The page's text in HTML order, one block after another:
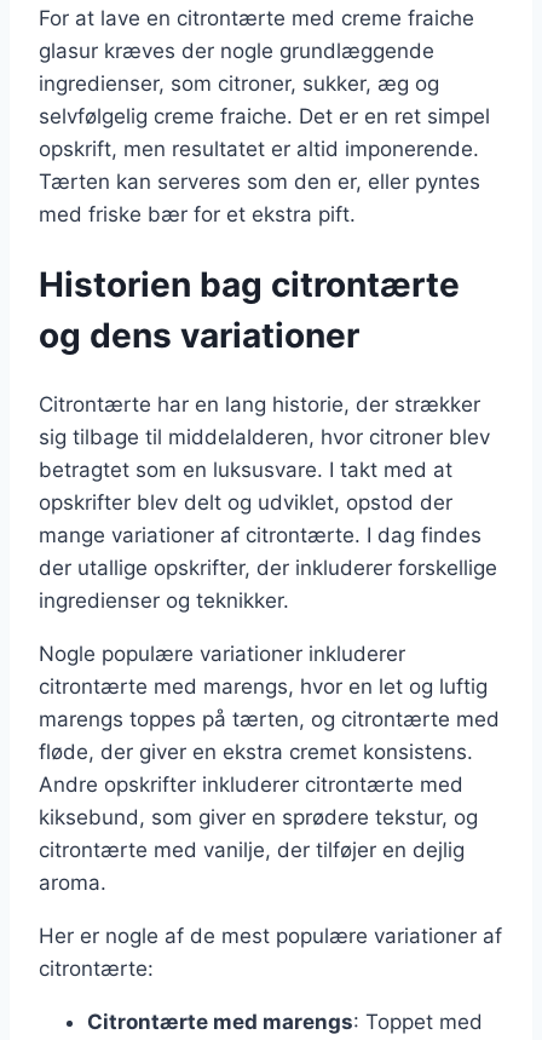
For at lave en citrontærte med creme fraiche
glasur kræves der nogle grundlæggende
ingredienser, som citroner, sukker, æg og
selvfølgelig creme fraiche. Det er en ret simpel
opskrift, men resultatet er altid imponerende.
Tærten kan serveres som den er, eller pyntes
med friske bær for et ekstra pift.
Historien bag citrontærte
og dens variationer
Citrontærte har en lang historie, der strækker
sig tilbage til middelalderen, hvor citroner blev
betragtet som en luksusvare. I takt med at
opskrifter blev delt og udviklet, opstod der
mange variationer af citrontærte. I dag findes
der utallige opskrifter, der inkluderer forskellige
ingredienser og teknikker.
Nogle populære variationer inkluderer
citrontærte med marengs, hvor en let og luftig
marengs toppes på tærten, og citrontærte med
fløde, der giver en ekstra cremet konsistens.
Andre opskrifter inkluderer citrontærte med
kiksebund, som giver en sprødere tekstur, og
citrontærte med vanilje, der tilføjer en dejlig
aroma.
Her er nogle af de mest populære variationer af
citrontærte:
Citrontærte med marengs: Toppet med